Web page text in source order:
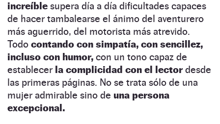
increíble supera día a día dificultades capaces
de hacer tambalearse el ánimo del aventurero
más aguerrido, del motorista más atrevido.
Todo contando con simpatía, con sencillez,
incluso con humor, con un tono capaz de
establecer la complicidad con el lectordesde
las primeras páginas. No se trata sólo de una
mujer admirable sino de una persona
excepcional.